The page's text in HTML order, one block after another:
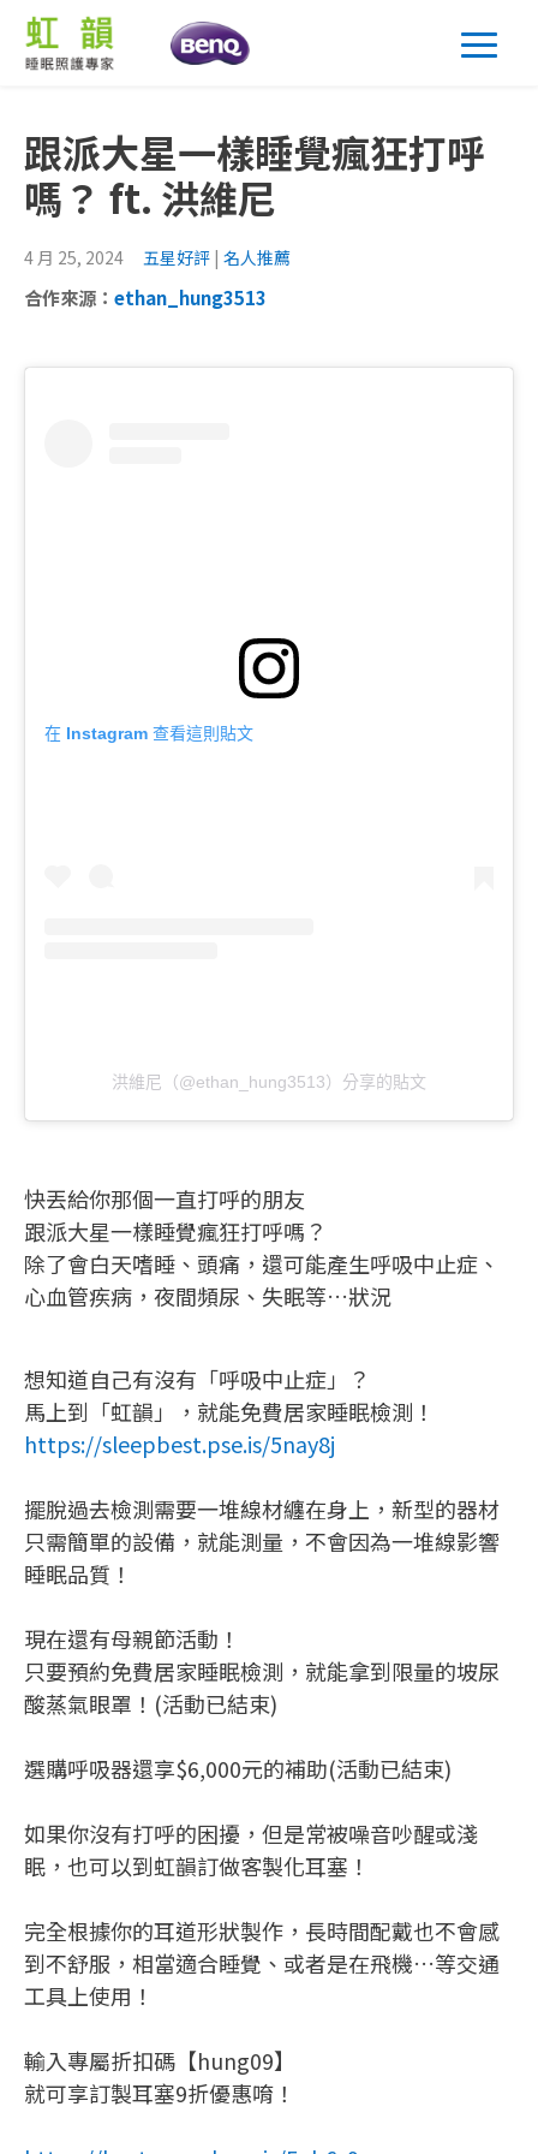
跟派大星一樣睡覺瘋狂打呼
嗎？ ft. 洪維尼
4 月 25, 2024 五星好評 | 名⼈推薦
合作來源： ethan_hung3513
在 Instagram 查看這則貼文
洪維尼（@ethan_hung3513）分享的貼文
快丟給你那個一直打呼的朋友
跟派大星一樣睡覺瘋狂打呼嗎？
除了會白天嗜睡、頭痛，還可能產生呼吸中止症、
心血管疾病，夜間頻尿、失眠等…狀況
想知道自己有沒有「呼吸中止症」？
馬上到「虹韻」，就能免費居家睡眠檢測！
https://sleepbest.pse.is/5nay8j
擺脫過去檢測需要一堆線材纏在身上，新型的器材
只需簡單的設備，就能測量，不會因為一堆線影響
睡眠品質！
現在還有母親節活動！
只要預約免費居家睡眠檢測，就能拿到限量的坡尿
酸蒸氣眼罩！(活動已結束)
選購呼吸器還享$6,000元的補助(活動已結束)
如果你沒有打呼的困擾，但是常被噪音吵醒或淺
眠，也可以到虹韻訂做客製化耳塞！
完全根據你的耳道形狀製作，長時間配戴也不會感
到不舒服，相當適合睡覺、或者是在飛機…等交通
工具上使用！
輸入專屬折扣碼【hung09】
就可享訂製耳塞9折優惠唷！